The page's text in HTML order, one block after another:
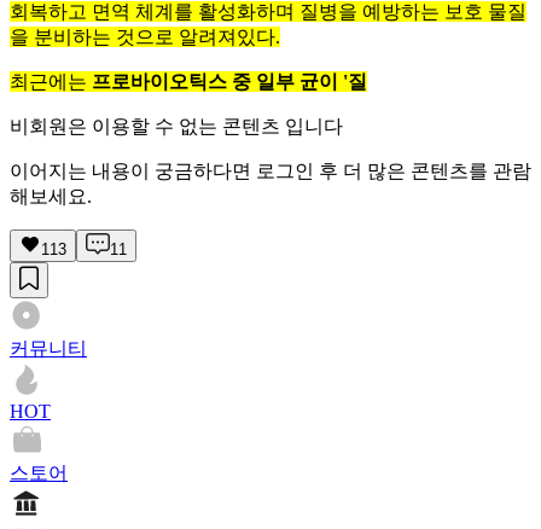
회복하고 면역 체계를 활성화하며 질병을 예방하는 보호 물질
을 분비하는 것으로 알려져있다.
최근에는 프로바이오틱스 중 일부 균이 '질
비회원은 이용할 수 없는 콘텐츠 입니다
이어지는 내용이 궁금하다면 로그인 후 더 많은 콘텐츠를 관람
해보세요.
113 11
커뮤니티
HOT
스토어